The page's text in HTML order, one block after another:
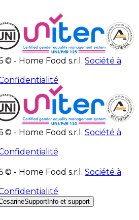
- Home Food s.r.l. Société à
- Home Food s.r.l. Société à
- Home Food s.r.l. Société à
Support Info et support